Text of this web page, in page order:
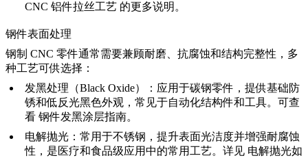
CNC 铝件拉丝工艺 的更多说明。
钢件表面处理
钢制 CNC 零件通常需要兼顾耐磨、抗腐蚀和结构完整性，多
种工艺可供选择：
发黑处理（Black Oxide）
：应用于碳钢零件，提供基础防
锈和低反光黑色外观，常见于自动化结构件和工具。可查
看 钢件发黑涂层指南。
电解抛光 ：常用于不锈钢，提升表面光洁度并增强耐腐蚀
性，是医疗和食品级应用中的常用工艺。详见 电解抛光如